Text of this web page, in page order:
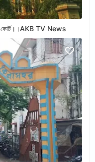
কোর্ট।।AKB TV News